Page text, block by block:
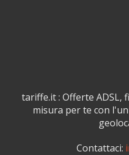
tariffe.it : Offerte ADSL,
misura per te con
Contattaci: